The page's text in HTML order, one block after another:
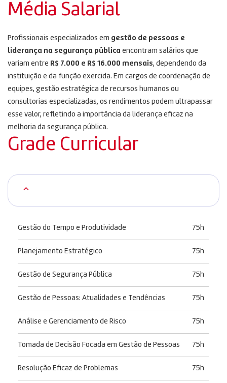
Média Salarial
Profissionais especializados em gestão de pessoas e
liderança na segurança pública encontram salários que
variam entre R$ 7.000 e R$ 16.000 mensais, dependendo da
instituição e da função exercida. Em cargos de coordenação de
equipes, gestão estratégica de recursos humanos ou
consultorias especializadas, os rendimentos podem ultrapassar
esse valor, refletindo a importância da liderança eficaz na
melhoria da segurança pública.
Grade Curricular
Gestão do Tempo e Produtividade 75h
Planejamento Estratégico 75h
Gestão de Segurança Pública 75h
Gestão de Pessoas: Atualidades e Tendências 75h
Análise e Gerenciamento de Risco 75h
Tomada de Decisão Focada em Gestão de Pessoas 75h
Resolução Eficaz de Problemas 75h